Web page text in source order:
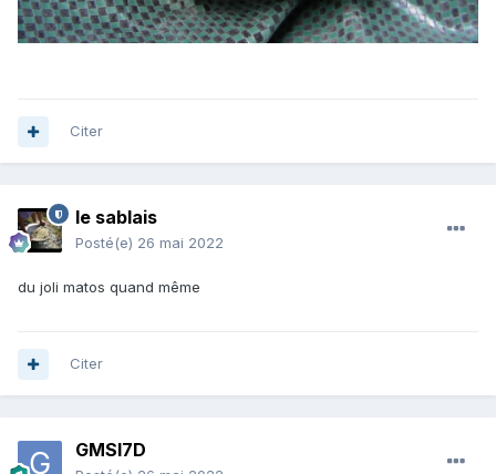
Citer
le sablais
Posté(e) 26 mai 2022
du joli matos quand même
Citer
GMSI7D